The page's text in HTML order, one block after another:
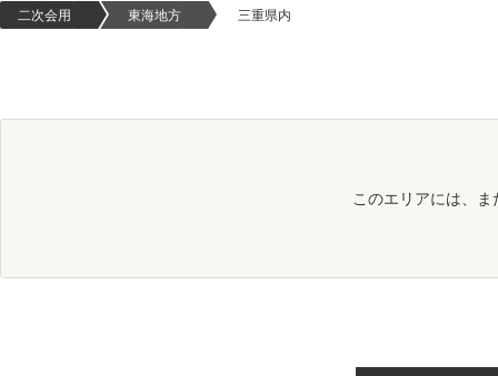
二次会用 東海地方 三重県内
このエリアには、